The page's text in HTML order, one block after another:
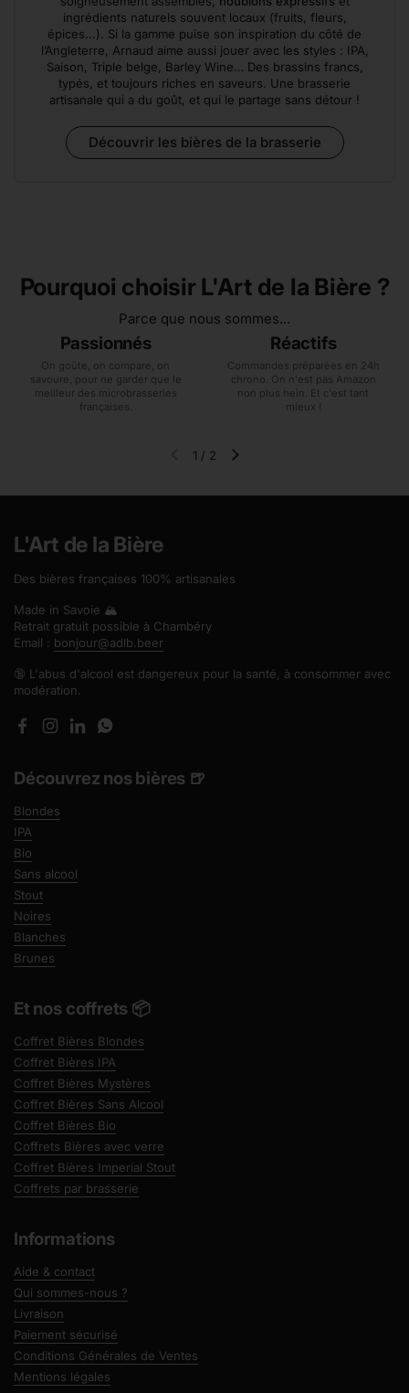
ingrédients naturels souvent locaux (fruits, fleurs,
épices...). Si la gamme puise son inspiration du côté de
l’Angleterre, Arnaud aime aussi jouer avec les styles : IPA,
Saison, Triple belge, Barley Wine… Des brassins francs,
typés, et toujours riches en saveurs. Une brasserie
artisanale qui a du goût, et qui le partage sans détour !
Découvrir les bières de la brasserie
Pourquoi choisir L'Art de la Bière ?
Parce que nous sommes...
Passionnés
On goûte, on compare, on
savoure, pour ne garder que le
meilleur des microbrasseries
françaises.
Réactifs
Commandes préparées en 24h
chrono. On n'est pas Amazon
non plus hein. Et c'est tant
mieux !
Diapositive précédente
Diapositive suivante
1 / 2
L'Art de la Bière
Des bières françaises 100% artisanales
Made in Savoie 🏔️
Retrait gratuit possible à Chambéry
Email : bonjour@adlb.beer
🔞 L'abus d'alcool est dangereux pour la santé, à consommer avec
modération.
FacebookInstagram
LinkedInWhatsApp
Découvrez nos bières 🍺
Blondes
IPA
Bio
Sans alcool
Stout
Noires
Blanches
Brunes
Et nos coffrets 📦
Coffret Bières Blondes
Coffret Bières IPA
Coffret Bières Mystères
Coffret Bières Sans Alcool
Coffret Bières Bio
Coffrets Bières avec verre
Coffret Bières Imperial Stout
Coffrets par brasserie
Informations
Aide & contact
Qui sommes-nous ?
Livraison
Paiement sécurisé
Conditions Générales de Ventes
Mentions légales